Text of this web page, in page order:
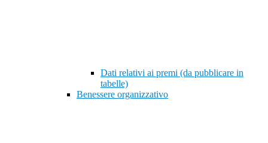
Dati relativi ai premi (da pubblicare in
tabelle)
Benessere organizzativo